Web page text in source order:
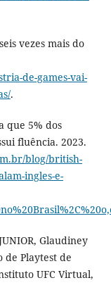
vezes mais do
de-games-vai-
.
que 5% dos
fluência. 2023.
blog/british-
ingles-e-
Glaudiney
de Playtest de
UFC Virtual,